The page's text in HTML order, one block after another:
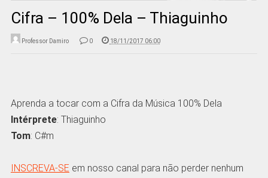
Cifra – 100% Dela – Thiaguinho
Professor Damiro 0 18/11/2017 06:00
Aprenda a tocar com a Cifra da Música 100% Dela
Intérprete: Thiaguinho
Tom: C#m
INSCREVA-SE em nosso canal para não perder nenhum